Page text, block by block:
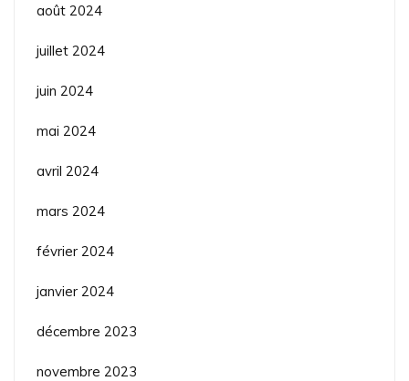
août 2024
juillet 2024
juin 2024
mai 2024
avril 2024
mars 2024
février 2024
janvier 2024
décembre 2023
novembre 2023